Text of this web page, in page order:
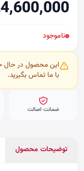
4,600,000
ناموجود
این محصول در حال
با ما تماس بگیرید.
ضمانت اصالت
توضیحات محصول